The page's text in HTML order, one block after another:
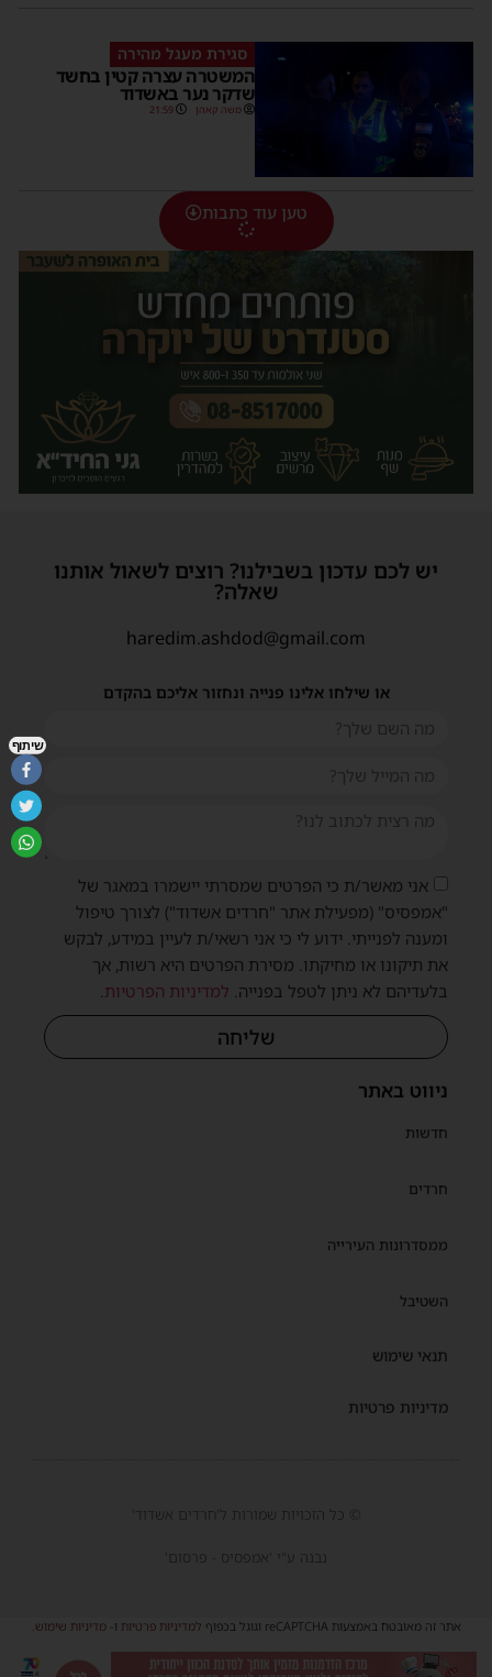
סגירת מעגל מהירה
המשטרה עצרה קטין בחשד
שדקר נער באשדוד
משה קאהן 21:59
טען עוד כתבות
ניווט באתר
חדשות
חרדים
ממסדרונות העירייה
השטיבל
תנאי שימוש
מדיניות פרטיות
יש לכם עדכון בשבילנו? רוצים לשאול אותנו
שאלה?
haredim.ashdod@gmail.com
או שילחו אלינו פנייה ונחזור אליכם בהקדם
אני מאשר/ת כי הפרטים שמסרתי יישמרו במאגר של
"אמפסיס" (מפעילת אתר "חרדים אשדוד") לצורך טיפול
ומענה לפנייתי. ידוע לי כי אני רשאי/ת לעיין במידע, לבקש
את תיקונו או מחיקתו. מסירת הפרטים היא רשות, אך
בלעדיהם לא ניתן לטפל בפנייה. למדיניות הפרטיות.
שליחה
© כל הזכויות שמורות ל'חרדים אשדוד'
נבנה ע"י 'אמפסיס - פרסום'
אתר זה מאובטח באמצעות reCAPTCHA וגוגל בכפוף למדיניות פרטיות ו-מדיניות שימוש.
שיתוף